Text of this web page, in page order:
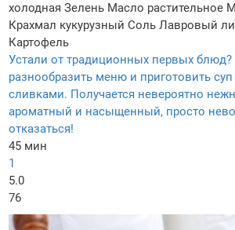
холодная Зелень Масло растительное
Крахмал кукурузный Соль Лавровый
Картофель
Устали от традиционных первых
разнообразить меню и приготовить
сливками. Получается невероятно
ароматный и насыщенный, просто
отказаться!
45 мин
1
5.0
76